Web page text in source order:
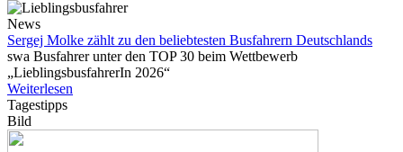
News
Sergej Molke zählt zu den beliebtesten Busfahrern Deutschlands
swa Busfahrer unter den TOP 30 beim Wettbewerb
„LieblingsbusfahrerIn 2026“
Weiterlesen
Tagestipps
Bild